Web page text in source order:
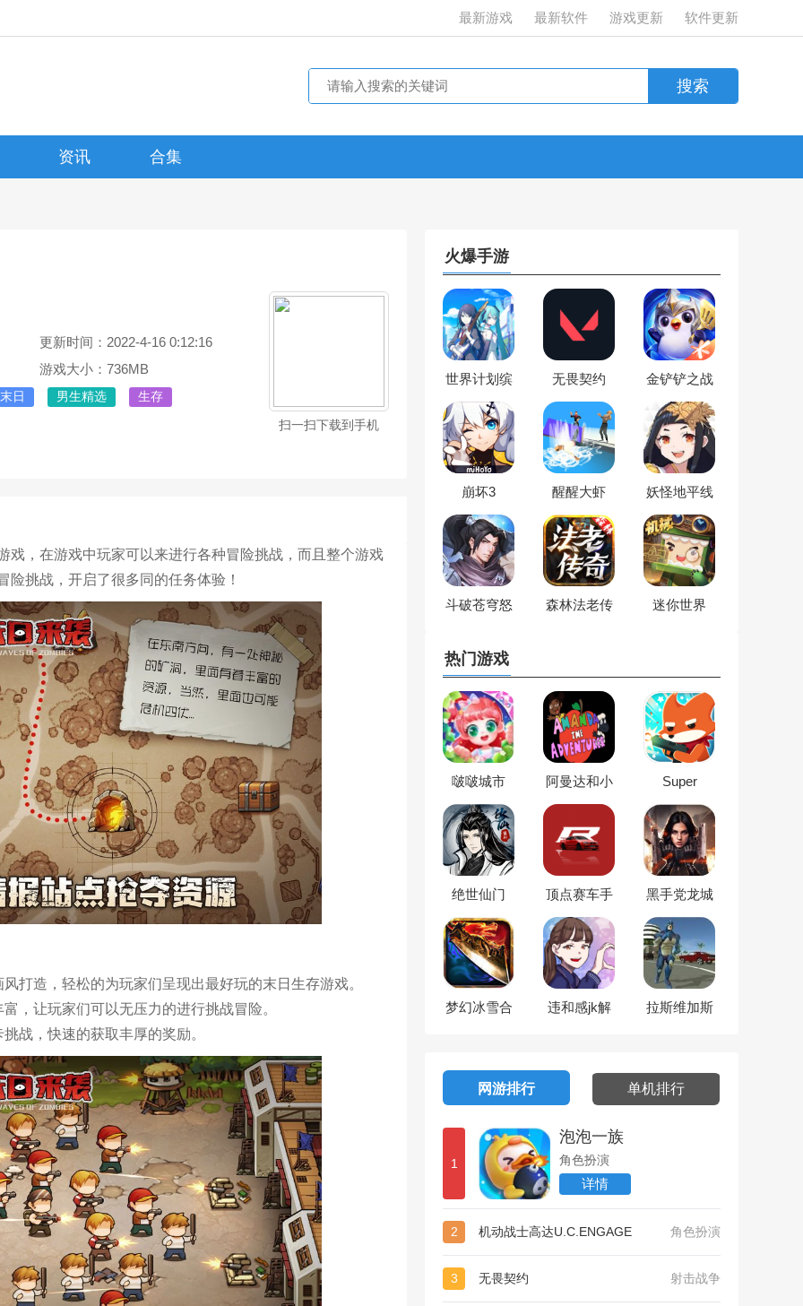
最新游戏 最新软件 游戏更新 软件更新
资讯 合集
更新时间：2022-4-16 0:12:16
游戏大小：736MB
末日 男生精选
生存
扫一扫下载到手机
戏，在游戏中玩家可以来进行各种冒险挑战，而且整个游戏
挑战，开启了很多同的任务体验！
打造，轻松的为玩家们呈现出最好玩的末日生存游戏。
，让玩家们可以无压力的进行挑战冒险。
战，快速的获取丰厚的奖励。
火爆手游
世界计划缤
无畏契约 金铲铲之战
崩坏3 醒醒大虾 妖怪地平线
斗破苍穹怒
森林法老传
迷你世界
热门游戏
啵啵城市
阿曼达和小
Super
Royale
绝世仙门 顶点赛车手
黑手党龙城
梦幻冰雪合
违和感jk解
拉斯维加斯
网游排行 单机排行
1
泡泡一族
角色扮演
详情
2 机动战士高达U.C.ENGAGE 角色扮演
3 无畏契约 射击战争